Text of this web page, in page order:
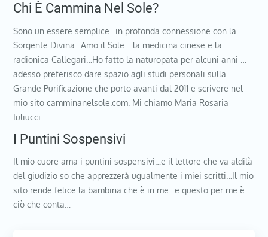
Chi È Cammina Nel Sole?
Sono un essere semplice…in profonda connessione con la
Sorgente Divina…Amo il Sole …la medicina cinese e la
radionica Callegari…Ho fatto la naturopata per alcuni anni …
adesso preferisco dare spazio agli studi personali sulla
Grande Purificazione che porto avanti dal 2011 e scrivere nel
mio sito camminanelsole.com. Mi chiamo Maria Rosaria
Iuliucci
I Puntini Sospensivi
Il mio cuore ama i puntini sospensivi…e il lettore che va aldilà
del giudizio so che apprezzerà ugualmente i miei scritti…Il mio
sito rende felice la bambina che è in me…e questo per me è
ciò che conta…